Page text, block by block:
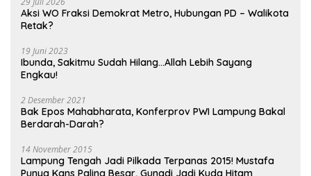
Aksi WO Fraksi Demokrat Metro, Hubungan PD – Walikota
Retak?
19 Juni 2023
Ibunda, Sakitmu Sudah Hilang…Allah Lebih Sayang
Engkau!
2 Desember 2021
Bak Epos Mahabharata, Konferprov PWI Lampung Bakal
Berdarah-Darah?
14 November 2015
Lampung Tengah Jadi Pilkada Terpanas 2015! Mustafa
Punya Kans Paling Besar, Gunadi Jadi Kuda Hitam